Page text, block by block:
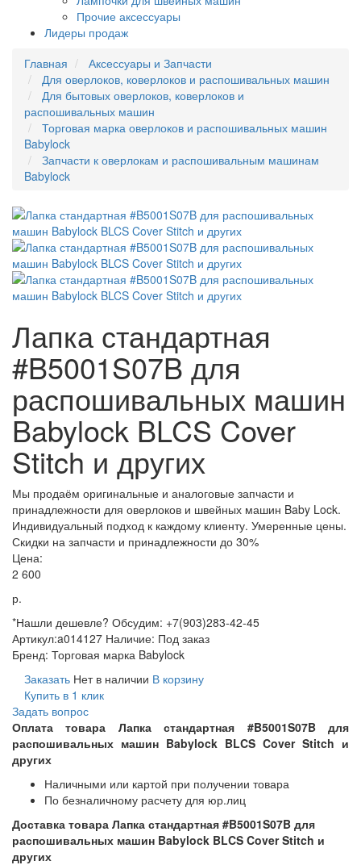
Прочие аксессуары
Лидеры продаж
Главная
Аксессуары и Запчасти
Для оверлоков, коверлоков и распошивальных машин
Для бытовых оверлоков, коверлоков и
распошивальных машин
Торговая марка оверлоков и распошивальных машин
Babylock
Запчасти к оверлокам и распошивальным машинам
Babylock
Лапка стандартная
#B5001S07B для
распошивальных машин
Babylock BLCS Cover
Stitch и других
Мы продаём оригинальные и аналоговые запчасти и
принадлежности для оверлоков и швейных машин Baby Lock.
Индивидуальный подход к каждому клиенту. Умеренные цены.
Скидки на запчасти и принадлежности до 30%
Цена:
2 600
р.
*Нашли дешевле? Обсудим: +7(903)283-42-45
Артикул:a014127 Наличие: Под заказ
Бренд: Торговая марка Babylock
Заказать Нет в наличии В корзину
Купить в 1 клик
Задать вопрос
Оплата товара Лапка стандартная #B5001S07B для
распошивальных машин Babylock BLCS Cover Stitch и
других
Наличными или картой при получении товара
По безналичному расчету для юр.лиц
Доставка товара Лапка стандартная #B5001S07B для
распошивальных машин Babylock BLCS Cover Stitch и
других